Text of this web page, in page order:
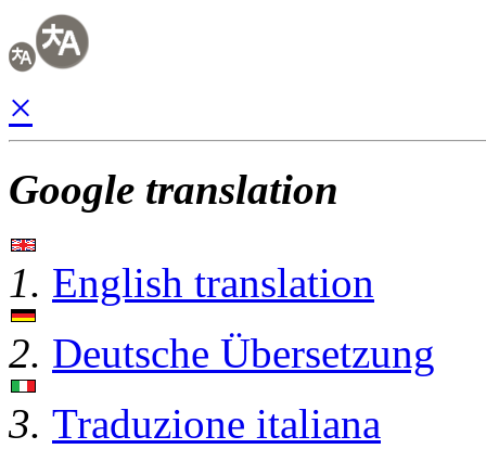
×
Google translation
1. English translation
2. Deutsche Übersetzung
3. Traduzione italiana